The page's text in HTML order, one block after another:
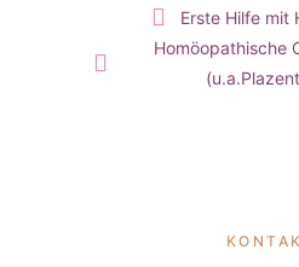
Erste Hilfe mit
Homöopathische